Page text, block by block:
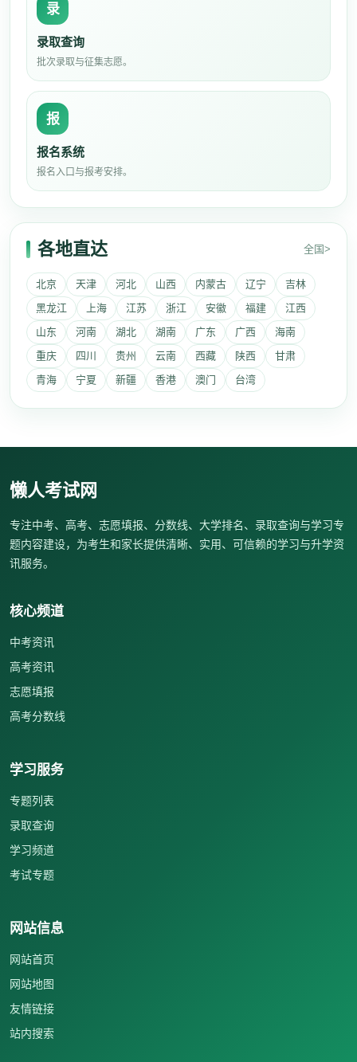
录
录取查询
批次录取与征集志愿。
报
报名系统
报名入口与报考安排。
各地直达 全国>
北京 天津 河北 山西 内蒙古 辽宁
吉林
黑龙江
上海 江苏 浙江 安徽 福建
江西
山东
河南 湖北 湖南 广东 广西
海南
重庆
四川 贵州 云南 西藏 陕西
甘肃
青海
宁夏 新疆 香港 澳门 台湾
懒人考试网
专注中考、高考、志愿填报、分数线、大学排名、录取查询与学习专
题内容建设，为考生和家长提供清晰、实用、可信赖的学习与升学资
讯服务。
核心频道
中考资讯
高考资讯
志愿填报
高考分数线
学习服务
专题列表
录取查询
学习频道
考试专题
网站信息
网站首页
网站地图
友情链接
站内搜索